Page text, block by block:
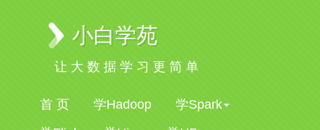
小白学苑
让大数据学习更简单
首 页 学Hadoop
学Spark